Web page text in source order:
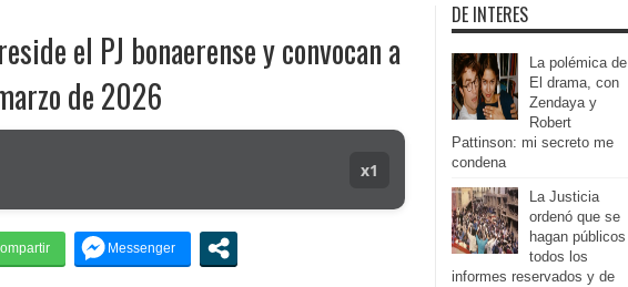
el PJ bonaerense y convocan a
de 2026
x1
DE INTERES
La polémica de
El drama, con
Zendaya y
Robert
Pattinson: mi secreto me
condena
La Justicia
ordenó que se
hagan públicos
todos los
informes reservados y de